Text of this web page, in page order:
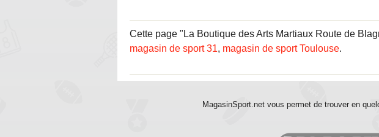
Cette page "La Boutique des Arts Martiaux Route de
magasin de sport 31, magasin de sport Toulouse.
MagasinSport.net vous permet de trouver en